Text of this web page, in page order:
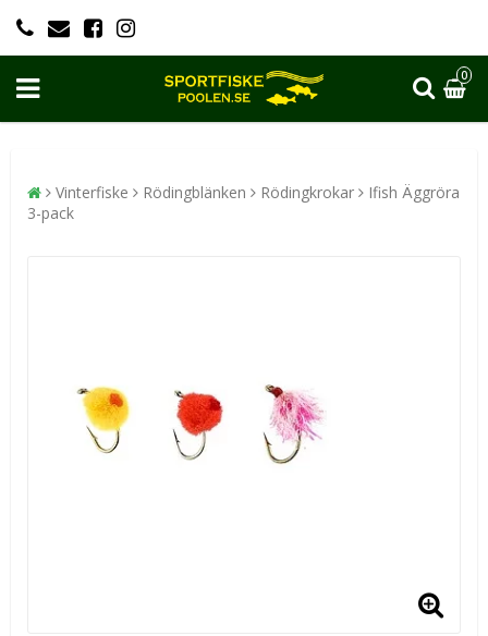
0
Vinterfiske Rödingblänken Rödingkrokar
Ifish Äggröra
3-pack